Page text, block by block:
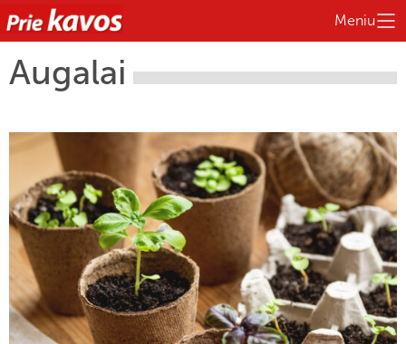
Meniu
Augalai